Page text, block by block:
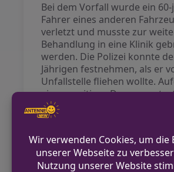
Bei dem Vorfall wurde ein
Fahrer eines anderen
verletzt und musste zur
Behandlung in eine Klinik
werden. Die Polizei konnte
Jährigen festnehmen, als er
Unfallstelle fliehen wollte.
eines positiven
ordneten die Beamten eine
an. Die Robert-Perthel-Straße
momentan für den Verkehr